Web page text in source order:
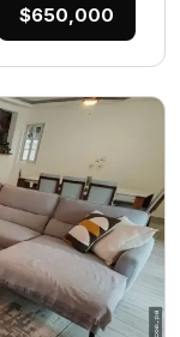
$650,000